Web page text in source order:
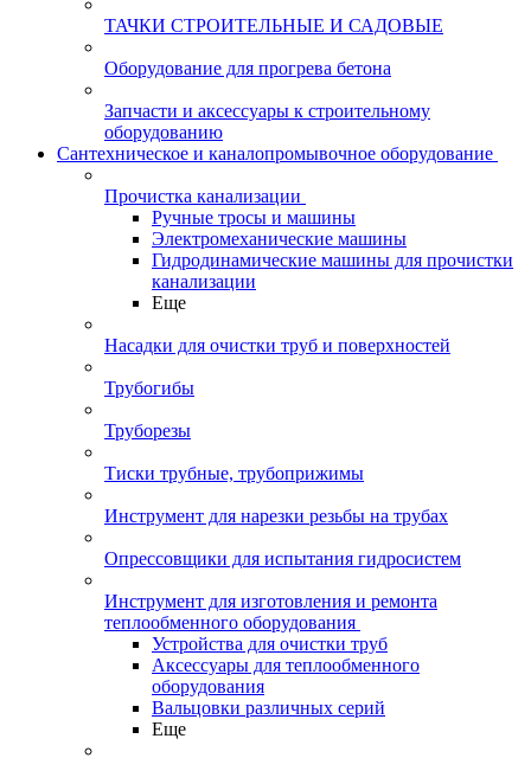
ТАЧКИ СТРОИТЕЛЬНЫЕ И САДОВЫЕ
Оборудование для прогрева бетона
Запчасти и аксессуары к строительному
оборудованию
Сантехническое и каналопромывочное оборудование
Прочистка канализации
Ручные тросы и машины
Электромеханические машины
Гидродинамические машины для прочистки
канализации
Еще
Насадки для очистки труб и поверхностей
Трубогибы
Труборезы
Тиски трубные, трубоприжимы
Инструмент для нарезки резьбы на трубах
Опрессовщики для испытания гидросистем
Инструмент для изготовления и ремонта
теплообменного оборудования
Устройства для очистки труб
Аксессуары для теплообменного
оборудования
Вальцовки различных серий
Еще